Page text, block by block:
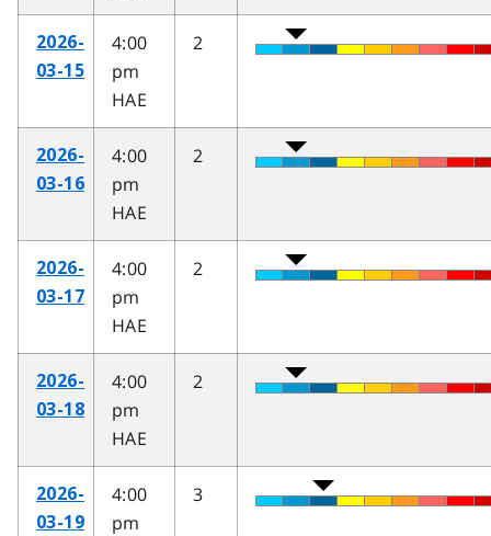
2026-
03-15
4:00
pm
HAE
2
2026-
03-16
4:00
pm
HAE
2
2026-
03-17
4:00
pm
HAE
2
2026-
03-18
4:00
pm
HAE
2
2026-
03-19
4:00
pm
3